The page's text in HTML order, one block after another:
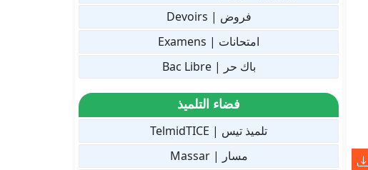
فروض | Devoirs
امتحانات | Examens
باك حر | Bac Libre
فضاء التلميذ
تلميذ تيس | TelmidTICE
مسار | Massar